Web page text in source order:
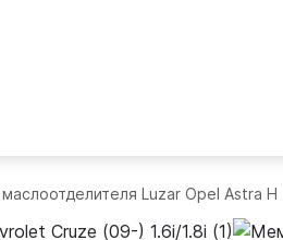
Luzar Opel Astra